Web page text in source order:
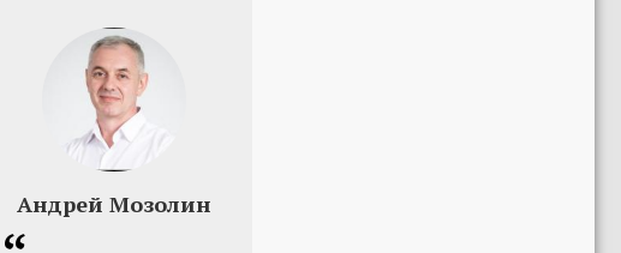
Андрей Мозолин